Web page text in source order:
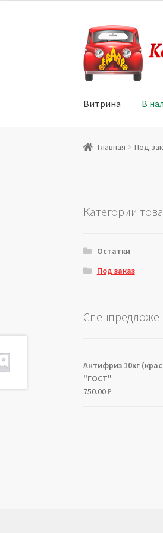
Перейти
к
навигации
Перейти
к
содержимому
Витрина В
Главная Витрина
Главная Под
Категории
Остатки
Под заказ
Антифриз 10кг
"ГОСТ"
750.00₽